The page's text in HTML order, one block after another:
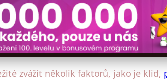
zvážit několik faktorů, jako je klid,